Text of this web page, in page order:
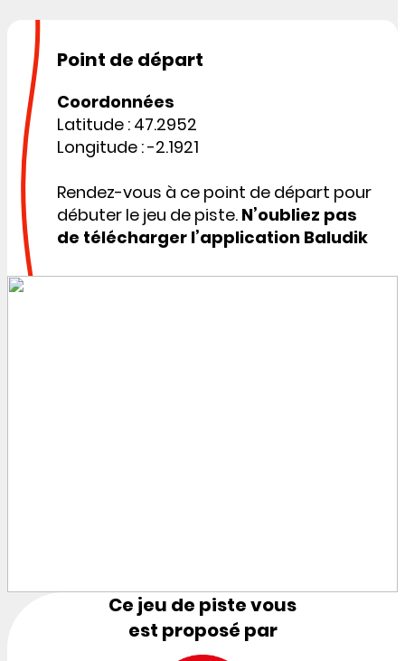
Point de départ
Coordonnées
Latitude : 47.2952
Longitude : -2.1921
Rendez-vous à ce point de départ pour
débuter le jeu de piste. N’oubliez pas
de télécharger l’application Baludik
Ce jeu de piste vous
est proposé par